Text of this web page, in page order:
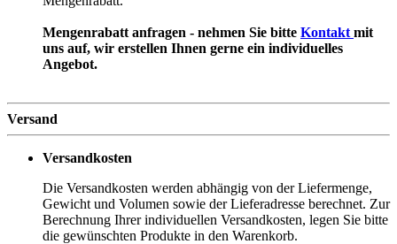
Mengenrabatt anfragen - nehmen Sie bitte Kontakt mit
uns auf, wir erstellen Ihnen gerne ein individuelles
Angebot.
Versand
Versandkosten
Die Versandkosten werden abhängig von der Liefermenge,
Gewicht und Volumen sowie der Lieferadresse berechnet. Zur
Berechnung Ihrer individuellen Versandkosten, legen Sie bitte
die gewünschten Produkte in den Warenkorb.